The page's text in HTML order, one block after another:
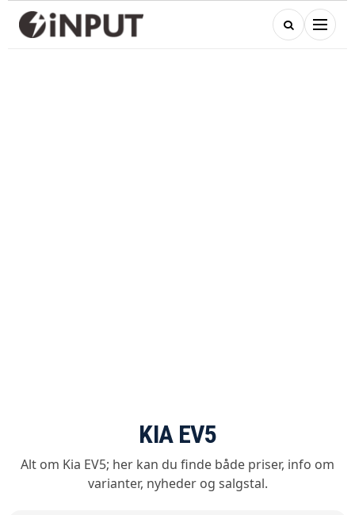
KIA EV5
Alt om Kia EV5; her kan du finde både priser, info om
varianter, nyheder og salgstal.